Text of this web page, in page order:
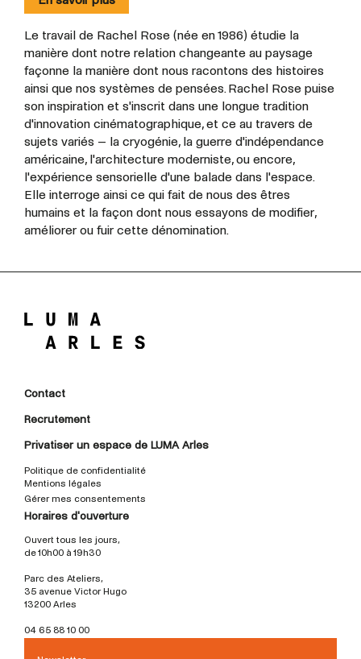
Le travail de Rachel Rose (née en 1986) étudie la
manière dont notre relation changeante au paysage
façonne la manière dont nous racontons des histoires
ainsi que nos systèmes de pensées. Rachel Rose puise
son inspiration et s'inscrit dans une longue tradition
d'innovation cinématographique, et ce au travers de
sujets variés – la cryogénie, la guerre d'indépendance
américaine, l'architecture moderniste, ou encore,
l'expérience sensorielle d'une balade dans l'espace.
Elle interroge ainsi ce qui fait de nous des êtres
humains et la façon dont nous essayons de modifier,
améliorer ou fuir cette dénomination.
Contact
Recrutement
Privatiser un espace de LUMA Arles
Politique de confidentialité
Mentions légales
Gérer mes consentements
Horaires d'ouverture
Ouvert tous les jours,
de 10h00 à 19h30
Parc des Ateliers,
35 avenue Victor Hugo
13200 Arles
04 65 88 10 00